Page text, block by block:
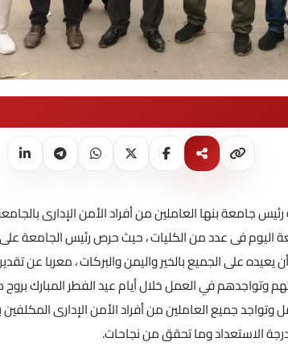
بنها العاملين من أفراد الأمن الإدارى بالجامعة
اليوم فى عدد من الكليات ، حيث حرص رئيس الجامعة على
يعيده على الجميع بالخير واليمن والبركات ، معربا عن
وتواجدهم في العمل خلال أيام عيد الفطر المبارك
جميع العاملين من أفراد الأمن الإدارى المكلفين
الاستعداد وما تحقق من نجاحات.